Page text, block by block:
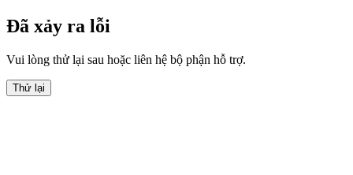
Đã xảy ra lỗi
Vui lòng thử lại sau hoặc liên hệ bộ phận hỗ trợ.
Thử lại